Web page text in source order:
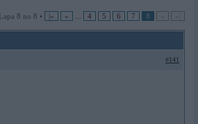
8 no 8 • |« « 4 5 6 7 8
#141